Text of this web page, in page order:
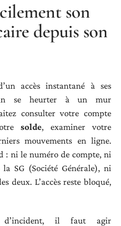
son
depuis son
accès instantané à ses
se heurter à un mur
consulter votre compte
solde, examiner votre
mouvements en ligne.
: ni le numéro de compte, ni
SG (Société Générale), ni
deux. L’accès reste bloqué,
il faut agir